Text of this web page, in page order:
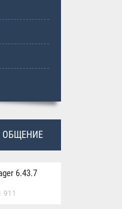
ОБЩЕНИЕ
6.43.7
911